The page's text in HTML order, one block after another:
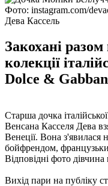
Фото: instagram.com/
Дева Кассель
Закохані разом
колекції
Dolce &
Старша дочка
Венсана Касселя Дева
Венеції. Вона з'явилася
бойфрендом,
Відповідні фото
Вихід пари на публіку